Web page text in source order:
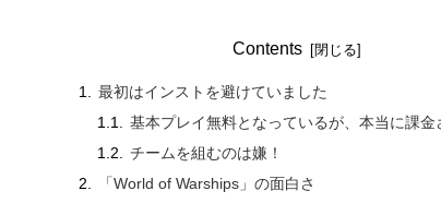
Contents
最初はインストを避けていました
基本プレイ無料となっているが、本当に課金
チームを組むのは嫌！
「World of Warships」の面白さ